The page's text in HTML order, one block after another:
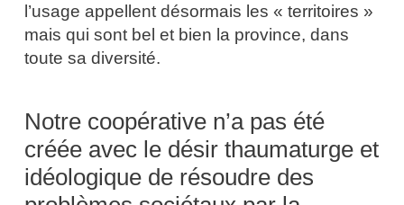
l’usage appellent désormais les « territoires »
mais qui sont bel et bien la province, dans
toute sa diversité.
Notre coopérative n’a pas été
créée avec le désir thaumaturge et
idéologique de résoudre des